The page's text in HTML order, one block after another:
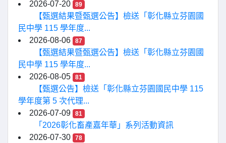
2026-07-20 89
【甄選結果暨甄選公告】檢送「彰化縣立芬園國
民中學 115 學年度...
2026-08-06
87
【甄選結果暨甄選公告】檢送「彰化縣立芬園國
民中學 115 學年度...
2026-08-05
81
【甄選公告】檢送「彰化縣立芬園國民中學 115
學年度第 5 次代理...
2026-07-09
81
「2026彰化畜產嘉年華」系列活動資訊
2026-07-30
78